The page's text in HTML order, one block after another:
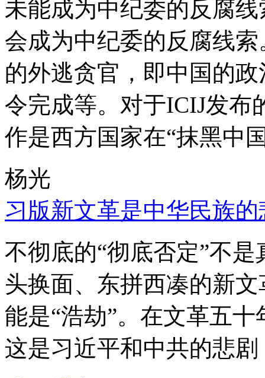
未能成为中纪委的反腐
会成为中纪委的反腐线
的外逃贪官，即中国的
令完成等。对于ICIJ发布
作是西方国家在“抹黑中
杨光
习版新文革是中华民族的
不彻底的“彻底否定”不
头换面、东拼西凑的新
能是“浩劫”。在文革五
这是习近平和中共的悲